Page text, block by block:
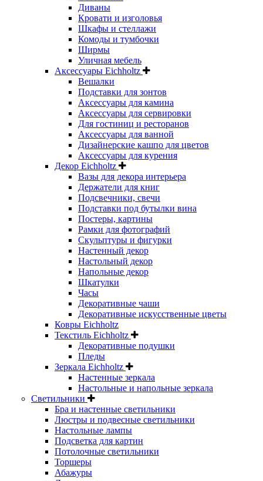
Диваны
Кровати и изголовья
Шкафы и стеллажи
Комоды и тумбочки
Ширмы
Уличная мебель
Аксессуары Eichholtz
Вешалки
Подставки для зонтов
Аксессуары для камина
Аксессуары для сервировки
Для гостиниц и ресторанов
Аксессуары для ванной
Дизайнерские кашпо для цветов
Аксессуары для курения
Декор Eichholtz
Вазы для декора интерьера
Держатели для книг
Подсвечники, свечи
Подставки под бутылки вина
Постеры, картины
Рамки для фотографий
Скульптуры и фигурки
Настенный декор
Настольный декор
Напольные декор
Шкатулки
Часы
Декоративные чаши
Декоративные искусственные цветы
Ковры Eichholtz
Текстиль Eichholtz
Декоративные подушки
Пледы
Зеркала Eichholtz
Настенные зеркала
Настольные и напольные зеркала
Светильники
Бра и настенные светильники
Люстры и подвесные светильники
Настольные лампы
Подсветка для картин
Потолочные светильники
Торшеры
Абажуры